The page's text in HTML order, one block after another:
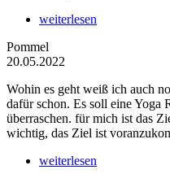
weiterlesen
Pommel
20.05.2022
Wohin es geht weiß ich auch
dafür schon. Es soll eine Yoga
überraschen. für mich ist das
wichtig, das Ziel ist
weiterlesen